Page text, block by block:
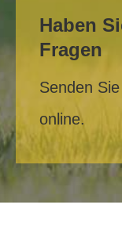
Haben
Fragen
Senden
online.